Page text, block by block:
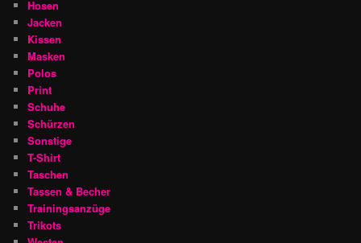
Hosen
Jacken
Kissen
Masken
Polos
Print
Schuhe
Schürzen
Sonstige
T-Shirt
Taschen
Tassen & Becher
Trainingsanzüge
Trikots